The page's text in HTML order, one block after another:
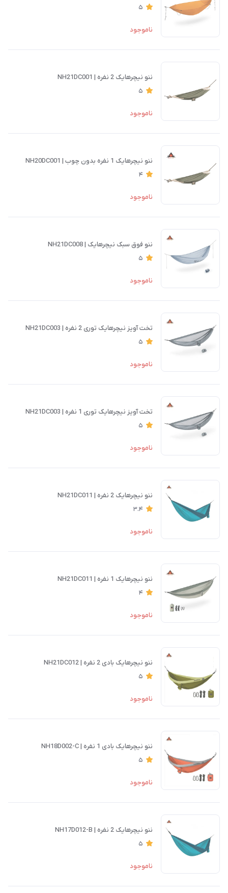
5
ناموجود
ننو نیچرهایک 2 نفره | NH21DC001
5
ناموجود
ننو نیچرهایک 1 نفره بدون چوب | NH20DC001
4
ناموجود
ننو فوق سبک نیچرهایک | NH21DC008
5
ناموجود
تخت آویز نیچرهایک توری 2 نفره | NH21DC003
5
ناموجود
تخت آویز نیچرهایک توری 1 نفره | NH21DC003
5
ناموجود
ننو نیچرهایک 2 نفره | NH21DC011
3.4
ناموجود
ننو نیچرهایک 1 نفره | NH21DC011
4
ناموجود
ننو نیچرهایک بادی 2 نفره | NH21DC012
5
ناموجود
ننو نیچرهایک بادی 1 نفره | NH18D002-C
5
ناموجود
ننو نیچرهایک 2 نفره | NH17D012-B
5
ناموجود